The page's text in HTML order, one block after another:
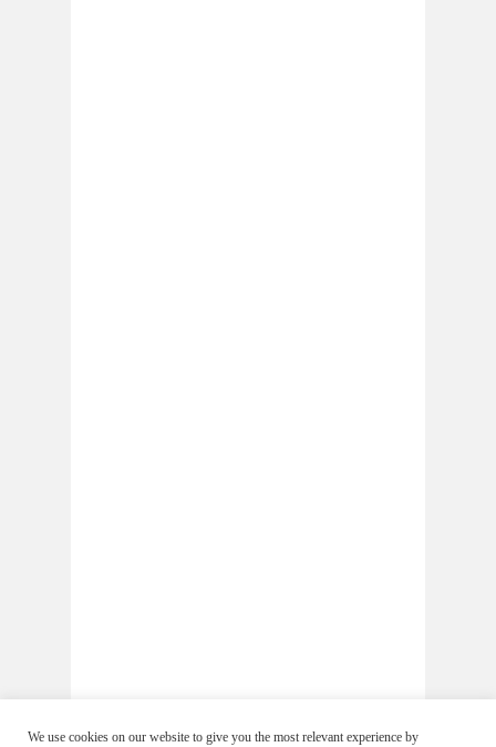
We use cookies on our website to give you the most relevant experience by